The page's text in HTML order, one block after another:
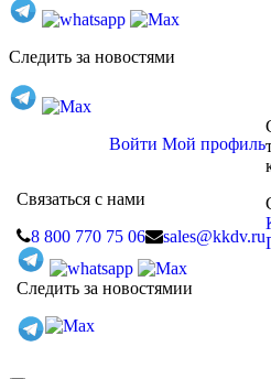
Следить за новостями
Войти Мой профиль
Связаться с нами
8 800 770 75 06
sales@kkdv.ru
Следить за новостямии